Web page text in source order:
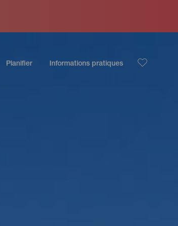
Planifier Informations pratiques